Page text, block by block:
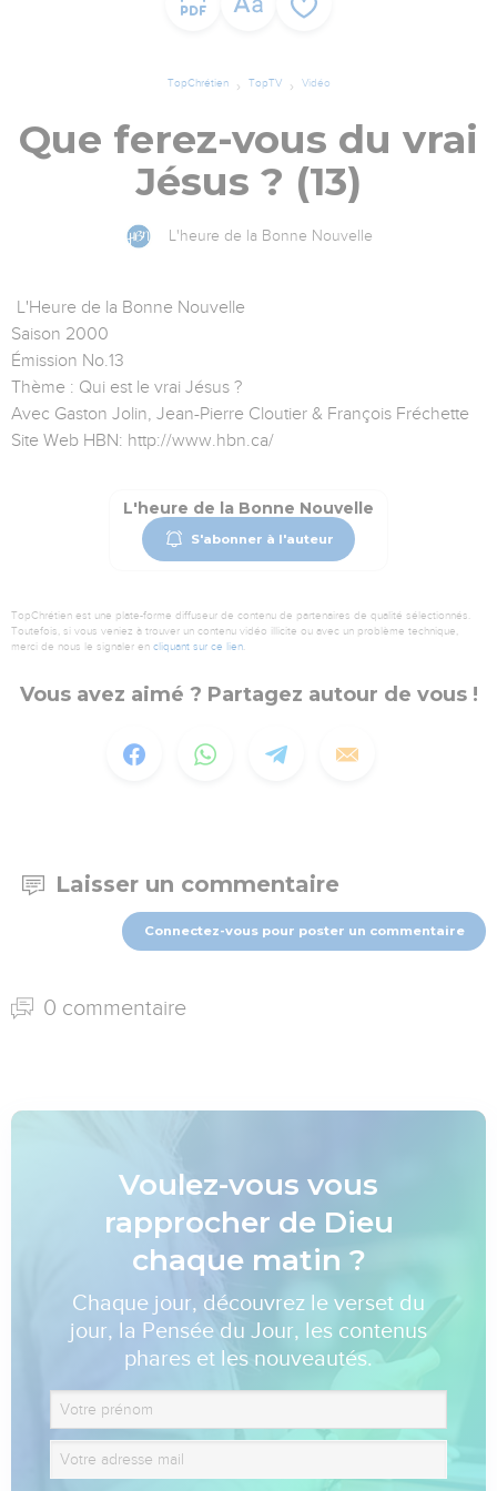
TopChrétien TopTV Vidéo
Que ferez-vous du vrai
Jésus ? (13)
L'heure de la Bonne Nouvelle
L'Heure de la Bonne Nouvelle
Saison 2000
Émission No.13
Thème : Qui est le vrai Jésus ?
Avec Gaston Jolin, Jean-Pierre Cloutier & François Fréchette
Site Web HBN: http://www.hbn.ca/
L'heure de la Bonne Nouvelle
S'abonner à l'auteur
TopChrétien est une plate-forme diffuseur de contenu de partenaires de qualité sélectionnés.
Toutefois, si vous veniez à trouver un contenu vidéo illicite ou avec un problème technique,
merci de nous le signaler en cliquant sur ce lien.
Vous avez aimé ? Partagez autour de vous !
Laisser un commentaire
Connectez-vous pour poster un commentaire
0 commentaire
Voulez-vous vous
rapprocher de Dieu
chaque matin ?
Chaque jour, découvrez le verset du
jour, la Pensée du Jour, les contenus
phares et les nouveautés.